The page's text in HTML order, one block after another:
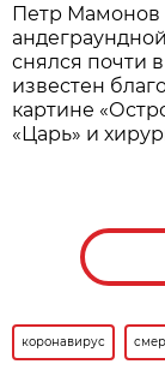
Петр Мамонов
снялся почти
известен
картине
«Царь» и
коронавирус